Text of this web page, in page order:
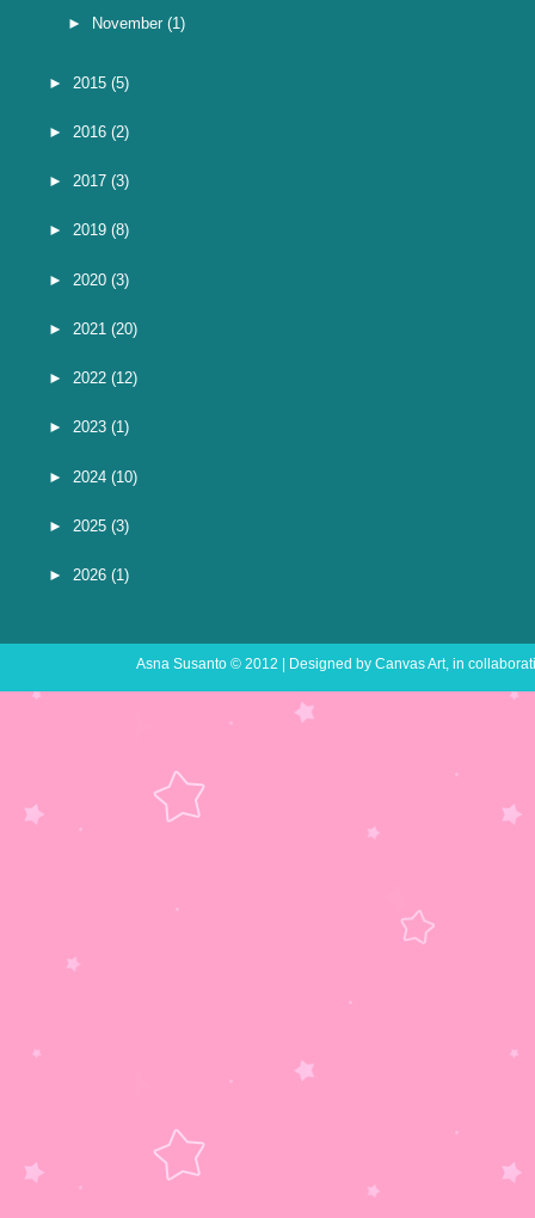
► November (1)
► 2015 (5)
► 2016 (2)
► 2017 (3)
► 2019 (8)
► 2020 (3)
► 2021 (20)
► 2022 (12)
► 2023 (1)
► 2024 (10)
► 2025 (3)
► 2026 (1)
Asna Susanto© 2012 | Designed by Canvas Art, in